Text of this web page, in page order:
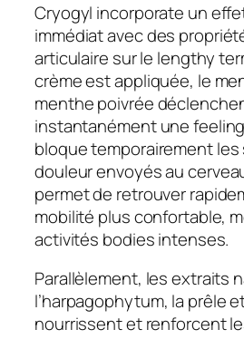
Cryogyl incorporate un
immédiat avec des
articulaire sur le lengthy
crème est appliquée, le
menthe poivrée
instantanément une
bloque temporairement les
douleur envoyés au
permet de retrouver
mobilité plus confortable,
activités bodies intenses.
Parallèlement, les extraits
l’harpagophytum, la prêle
nourrissent et renforcent